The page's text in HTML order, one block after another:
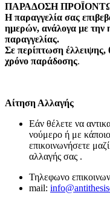
ΠΑΡΑΔΟΣΗ
Η παραγγελία σας
ημερών, ανάλογα με την
παραγγελίας.
Σε περίπτωση έλλειψης,
χρόνο παράδοσης.
Αίτηση Αλλαγής
Εάν θέλετε να
νούμερο ή με
επικοινωνήσετε
αλλαγής σας .
Τηλεφωνο
mail: